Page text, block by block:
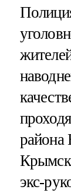
района
экс-